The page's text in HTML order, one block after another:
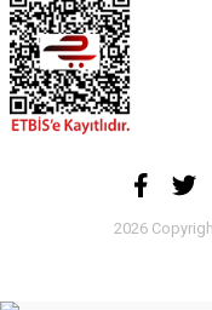
2026